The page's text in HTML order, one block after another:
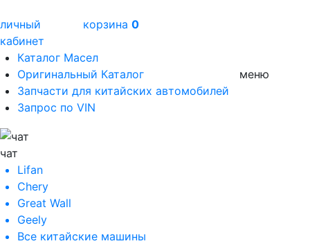
личный
кабинет
корзина 0
Каталог Масел
Оригинальный Каталог
Запчасти для китайских автомобилей
Запрос по VIN
меню
чат
Lifan
Chery
Great Wall
Geely
Все китайские машины